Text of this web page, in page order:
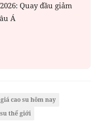
Quay đầu giảm
Á
giá cao su hôm nay
thế giới